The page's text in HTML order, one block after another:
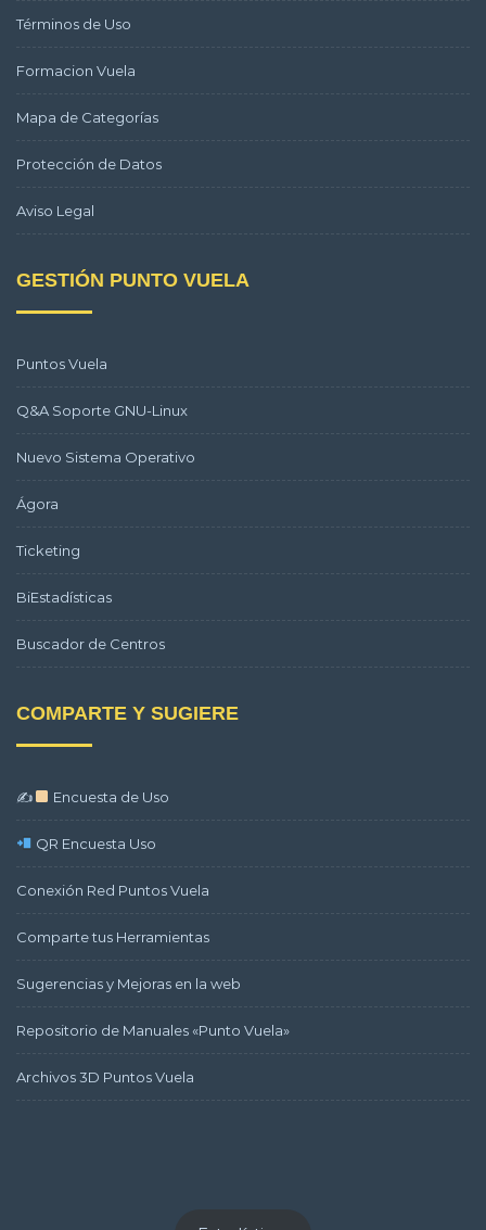
Términos de Uso
Formacion Vuela
Mapa de Categorías
Protección de Datos
Aviso Legal
GESTIÓN PUNTO VUELA
Puntos Vuela
Q&A Soporte GNU-Linux
Nuevo Sistema Operativo
Ágora
Ticketing
BiEstadísticas
Buscador de Centros
COMPARTE Y SUGIERE
✍ Encuesta de Uso
QR Encuesta Uso
Conexión Red Puntos Vuela
Comparte tus Herramientas
Sugerencias y Mejoras en la web
Repositorio de Manuales «Punto Vuela»
Archivos 3D Puntos Vuela